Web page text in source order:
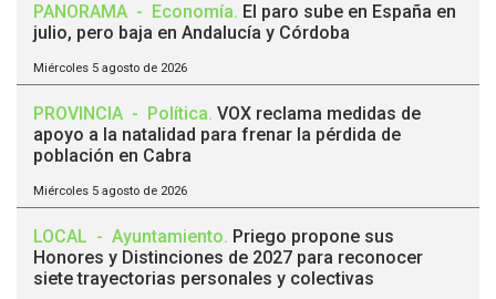
PANORAMA - Economía. El paro sube en España en
julio, pero baja en Andalucía y Córdoba
Miércoles 5 agosto de 2026
PROVINCIA - Política. VOX reclama medidas de
apoyo a la natalidad para frenar la pérdida de
población en Cabra
Miércoles 5 agosto de 2026
LOCAL - Ayuntamiento. Priego propone sus
Honores y Distinciones de 2027 para reconocer
siete trayectorias personales y colectivas